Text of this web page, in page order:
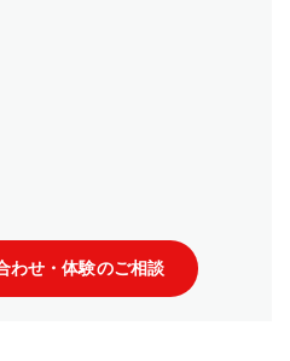
わせ・体験のご相談